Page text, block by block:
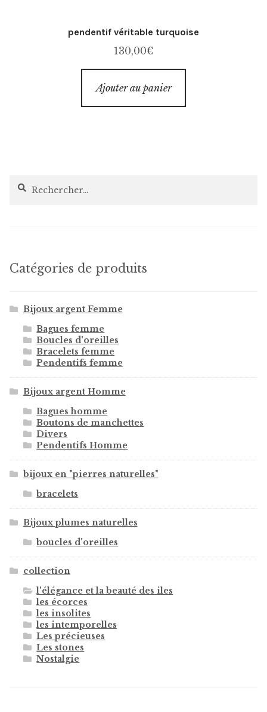
pendentif véritable turquoise
130,00€
Ajouter au panier
Rechercher :
Catégories de produits
Bijoux argent Femme
Bagues femme
Boucles d'oreilles
Bracelets femme
Pendentifs femme
Bijoux argent Homme
Bagues homme
Boutons de manchettes
Divers
Pendentifs Homme
bijoux en "pierres naturelles"
bracelets
Bijoux plumes naturelles
boucles d'oreilles
collection
l'élégance et la beauté des iles
les écorces
les insolites
les intemporelles
Les précieuses
Les stones
Nostalgie